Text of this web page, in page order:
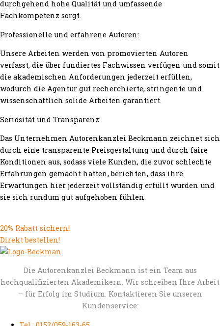
durchgehend hohe Qualität und umfassende
Fachkompetenz sorgt.
Professionelle und erfahrene Autoren:
Unsere Arbeiten werden von promovierten Autoren
verfasst, die über fundiertes Fachwissen verfügen und somit
die akademischen Anforderungen jederzeit erfüllen,
wodurch die Agentur gut recherchierte, stringente und
wissenschaftlich solide Arbeiten garantiert.
Seriösität und Transparenz:
Das Unternehmen Autorenkanzlei Beckmann zeichnet sich
durch eine transparente Preisgestaltung und durch faire
Konditionen aus, sodass viele Kunden, die zuvor schlechte
Erfahrungen gemacht hatten, berichten, dass ihre
Erwartungen hier jederzeit vollständig erfüllt wurden und
sie sich rundum gut aufgehoben fühlen.
20% Rabatt sichern!
Direkt bestellen!
Die Autorenkanzlei Beckmann ist ein Team aus
hochqualifizierten Akademikern. Wir schreiben Ihre Arbeit
– für Erfolg im Studium. Kontaktieren Sie unseren
Kundenservice: